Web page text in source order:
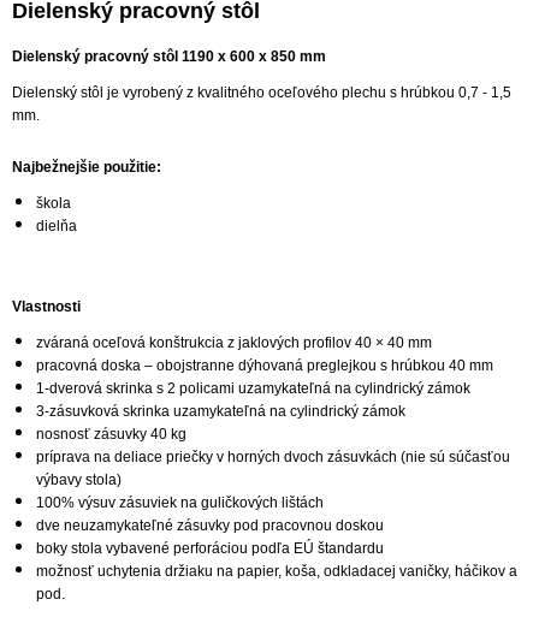
Dielenský pracovný stôl
Dielenský pracovný stôl 1190 x 600 x 850 mm
Dielenský stôl je vyrobený z kvalitného oceľového plechu s hrúbkou 0,7 - 1,5
mm.
Najbežnejšie použitie:
škola
dielňa
Vlastnosti
zváraná oceľová konštrukcia z jaklových profilov 40 × 40 mm
pracovná doska – obojstranne dýhovaná preglejkou s hrúbkou 40 mm
1-dverová skrinka s 2 policami uzamykateľná na cylindrický zámok
3-zásuvková skrinka uzamykateľná na cylindrický zámok
nosnosť zásuvky 40 kg
príprava na deliace priečky v horných dvoch zásuvkách (nie sú súčasťou
výbavy stola)
100% výsuv zásuviek na guličkových lištách
dve neuzamykateľné zásuvky pod pracovnou doskou
boky stola vybavené perforáciou podľa EÚ štandardu
možnosť uchytenia držiaku na papier, koša, odkladacej vaničky, háčikov a
pod.